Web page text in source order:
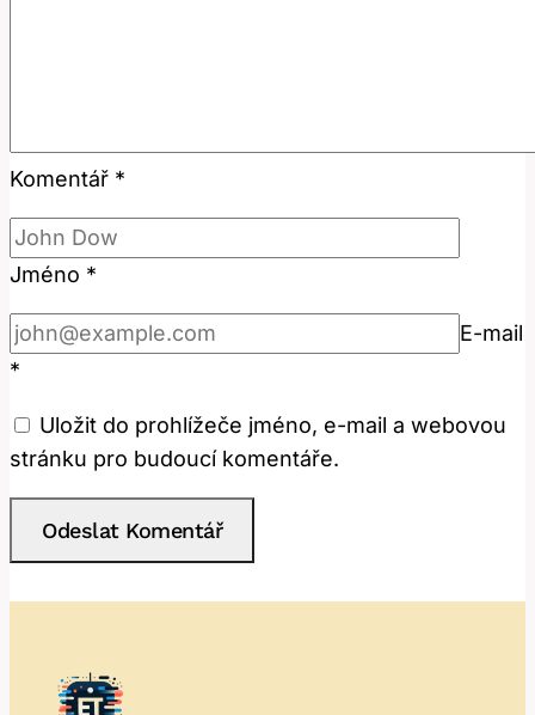
Komentář *
Jméno *
E-mail
*
Uložit do prohlížeče jméno, e-mail a webovou
stránku pro budoucí komentáře.